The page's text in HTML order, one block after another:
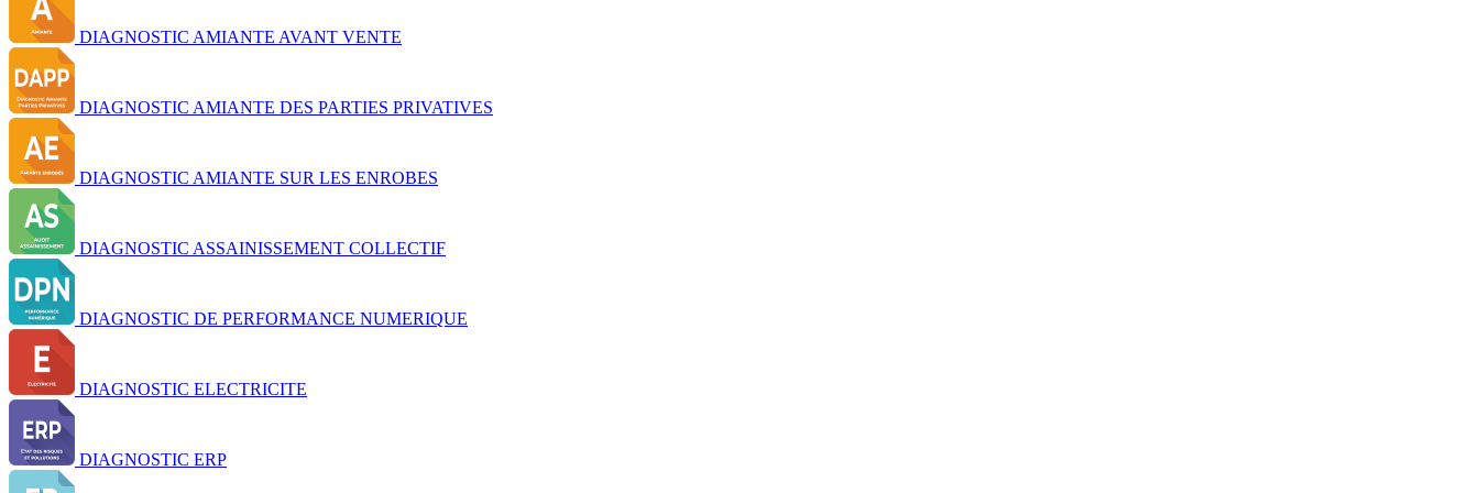
DIAGNOSTIC AMIANTE AVANT VENTE
DIAGNOSTIC AMIANTE DES PARTIES PRIVATIVES
DIAGNOSTIC AMIANTE SUR LES ENROBES
DIAGNOSTIC ASSAINISSEMENT COLLECTIF
DIAGNOSTIC DE PERFORMANCE NUMERIQUE
DIAGNOSTIC ELECTRICITE
DIAGNOSTIC ERP